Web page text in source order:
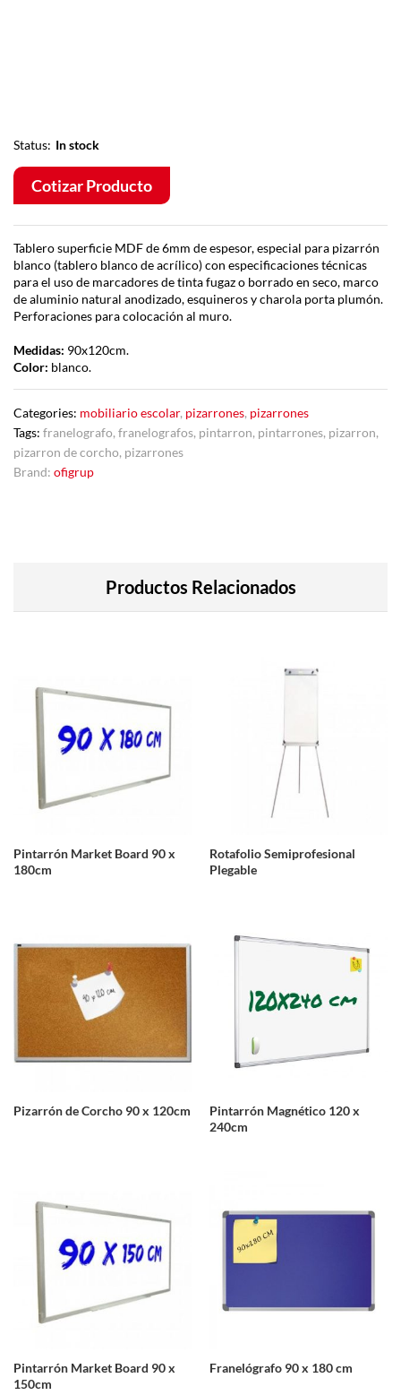
Status: In stock
Cotizar Producto
Tablero superficie MDF de 6mm de espesor, especial para pizarrón
blanco (tablero blanco de acrílico) con especificaciones técnicas
para el uso de marcadores de tinta fugaz o borrado en seco, marco
de aluminio natural anodizado, esquineros y charola porta plumón.
Perforaciones para colocación al muro.
Medidas: 90x120cm.
Color: blanco.
Categories: mobiliario escolar, pizarrones, pizarrones
Tags: franelografo, franelografos, pintarron, pintarrones, pizarron,
pizarron de corcho, pizarrones
Brand: ofigrup
Productos Relacionados
Pintarrón Market Board 90 x
180cm
Rotafolio Semiprofesional
Plegable
Pizarrón de Corcho 90 x 120cm
Pintarrón Magnético 120 x
240cm
Pintarrón Market Board 90 x
150cm
Franelógrafo 90 x 180 cm